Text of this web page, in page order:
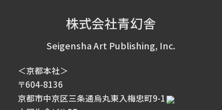
株式会社青幻舎
Seigensha Art Publishing, Inc.
＜京都本社＞
〒604-8136
京都市中京区三条通烏丸東入梅忠町9-1